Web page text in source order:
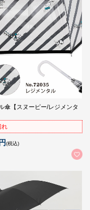
傘【スヌーピー/レジメンタ
れ
(税込)